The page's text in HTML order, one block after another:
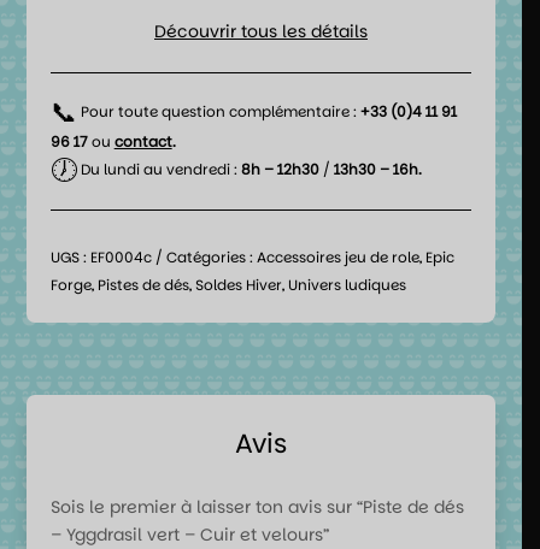
Découvrir tous les détails
📞 Pour toute question complémentaire : +33 (0)4 11 91
96 17ou contact.
🕖Du lundi au vendredi : 8h – 12h30/ 13h30 – 16h.
UGS : EF0004c Catégories : Accessoires jeu de role, Epic
Forge, Pistes de dés,Soldes Hiver, Univers ludiques
Avis
Sois le premier à laisser ton avis sur “Piste de dés
– Yggdrasil vert – Cuir et velours”